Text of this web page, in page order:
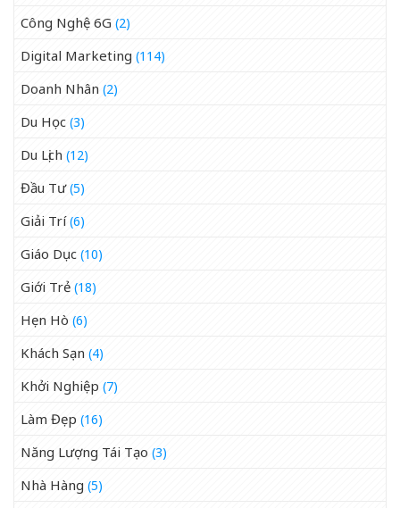
Công Nghệ 6G (2)
Digital Marketing (114)
Doanh Nhân (2)
Du Học (3)
Du Lịch (12)
Đầu Tư(5)
Giải Trí(6)
Giáo Dục (10)
Giới Trẻ (18)
Hẹn Hò (6)
Khách Sạn (4)
Khởi Nghiệp (7)
Làm Đẹp (16)
Năng Lượng Tái Tạo (3)
Nhà Hàng (5)